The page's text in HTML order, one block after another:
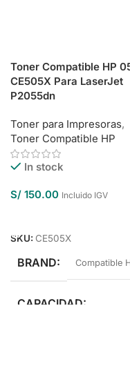
Toner Compatible HP
CE505X Para LaserJet
P2055dn
Toner para Impresoras,
Toner Compatible HP
In stock
S/ 150.00 Incluido IGV
SKU: CE505X
BRAND Compatible
CAPACIDAD